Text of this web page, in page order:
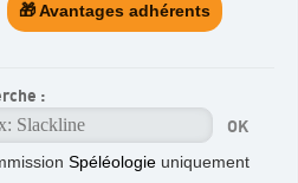
🎁 Avantages adhérents
:
Spéléologie uniquement